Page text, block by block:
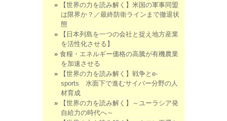
【世界の力を読み解く】米国の軍事同盟
は限界か？／最終防衛ラインまで撤退状
態
【日本列島を一つの会社と捉え地方産業
を活性化させる】
食糧・エネルギー価格の高騰が有機農業
を加速させる
【世界の力を読み解く】戦争とe-
sports 水面下で進むサイバー分野の人
材育成
【世界の力を読み解く】～ユーラシア発
自給力の時代へ～